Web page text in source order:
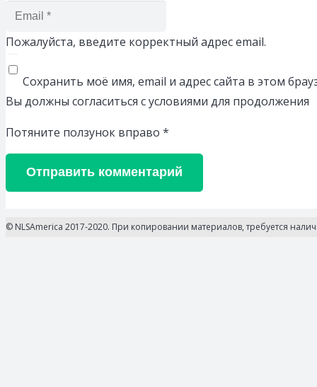
Пожалуйста, введите корректный адрес email.
Сохранить моё имя, email и адрес сайта в этом
Вы должны согласиться с условиями для продолжения
Потяните ползунок вправо *
Отправить комментарий
© NLSAmerica 2017-2020. При копировании материалов, требуется